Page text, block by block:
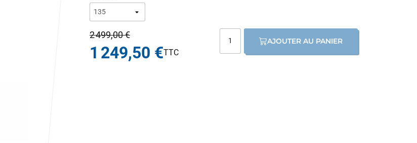
2 499,00 €
1 249,50 €
AJOUTER AU PANIER